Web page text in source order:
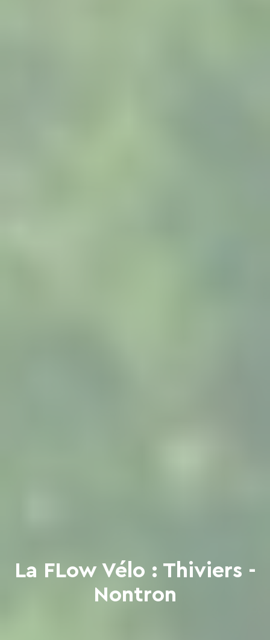
La FLow Vélo : Thiviers -
Nontron